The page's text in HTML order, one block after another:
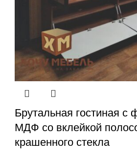
Брутальная гостиная с
МДФ со вклейкой
крашенного стекла